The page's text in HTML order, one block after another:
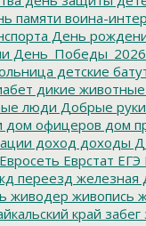
памяти воина-
День
День_Победы_2026
детские
дикие животные
люди Добрые руки
дом офицеров дом
доход доходы
Евросеть Еврстат ЕГЭ
переезд железная
живодер живопись
край забег